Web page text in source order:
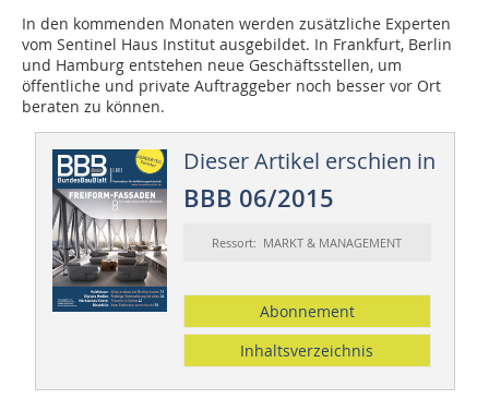
In den kommenden Monaten werden zusätzliche Experten
vom Sentinel Haus Institut ausgebildet. In Frankfurt, Berlin
und Hamburg entstehen neue Geschäftsstellen, um
öffentliche und private Auftraggeber noch besser vor Ort
beraten zu können.
Dieser Artikel erschien in
BBB 06/2015
Ressort: MARKT & MANAGEMENT
Abonnement
Inhaltsverzeichnis